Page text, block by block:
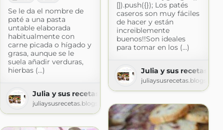
[]).push({}); Los patés
caseros son muy fáciles
de hacer y están
increiblemente
buenos!!Son ideales
para tomar en los (...)
Julia y sus recetas
Se le da el nombre de
paté a una pasta
untable elaborada
habitualmente con
carne picada o hígado y
grasa, aunque se le
suela añadir verduras,
hierbas (...)
Julia y sus recetas
juliaysusrecetas.blogspot.com